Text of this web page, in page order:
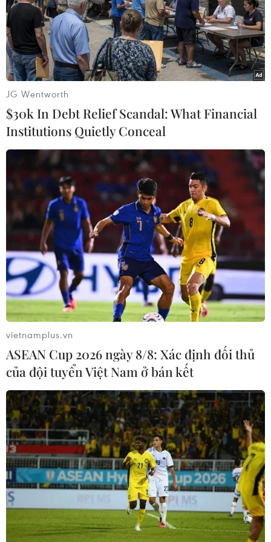
Mỹ: Vaccine Pfizer và Moderna có hiệu
quả với biển thể ở Ấn Độ
18/05/2021 00:15
Nhóm nhà khoa học Mỹ cho rằng vaccine ngừa COVID-
19 của Pfizer/BioNTech và Moderna sẽ vẫn có hiệu quả
cao đối với hai biến thể mới của virus SARS-CoV-2 phát
hiện đầu tiên ở Ấn Độ.
Tổng giám đốc WHO cảnh báo tình trạng
JG Wentworth
$30k In Debt Relief Scandal: What Financial
Institutions Quietly Conceal
vietnamplus.vn
ASEAN Cup 2026 ngày 8/8: Xác định đối thủ
của đội tuyển Việt Nam ở bán kết